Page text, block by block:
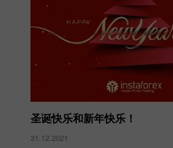
圣诞快乐和新年快乐！
31.12.2021